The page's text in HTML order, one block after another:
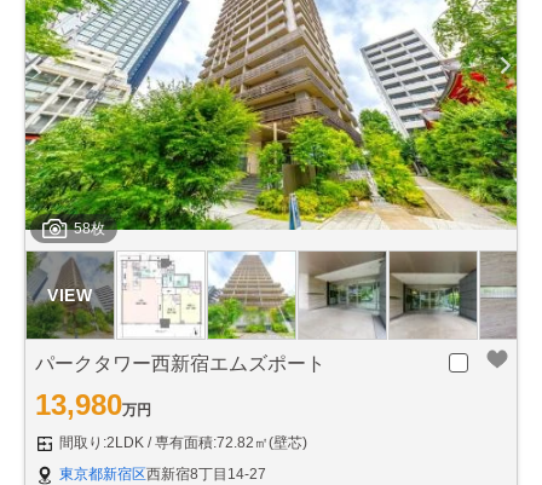
58枚
パークタワー西新宿エムズポート
13,980万円
間取り:2LDK
専有面積:72.82㎡(壁芯)
東京都新宿区西新宿8丁目14-27